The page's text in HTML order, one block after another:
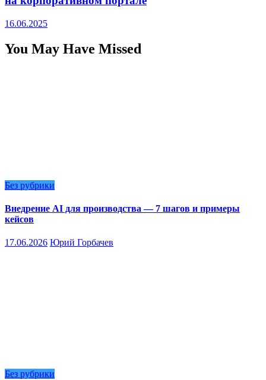
16.06.2025
You May Have Missed
Без рубрики
Внедрение AI для производства — 7 шагов и примеры
кейсов
17.06.2026 Юрий Горбачев
Без рубрики